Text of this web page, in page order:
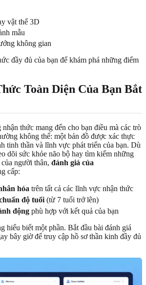
vật thể 3D
mẫu
không gian
đầy đủ của bạn để khám phá những điểm
Toàn Diện Của Bạn Bắt
thức mang đến cho bạn điều mà các trò
không thể: một bản đồ được xác thực
tinh thần và lĩnh vực phát triển của bạn. Dù
dõi sức khỏe não bộ hay tìm kiếm những
người thân, đánh giá của
cấp:
hóa trên tất cả các lĩnh vực nhận thức
độ tuổi (từ 7 tuổi trở lên)
động phù hợp với kết quả của bạn
hiểu biết một phần. Bắt đầu bài đánh giá
bây giờ để truy cập hồ sơ thần kinh đầy đủ